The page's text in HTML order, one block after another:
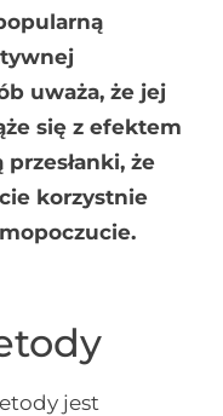
uważa, że jej
się z efektem
że
korzystnie
jest